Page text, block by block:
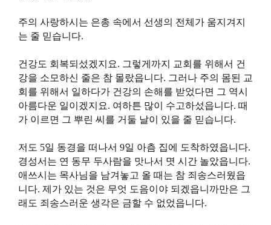
주의 사랑하시는 은총 속에서 선생의 전체가 움지겨지
는 줄 믿습니다.
건강도 회복되섰겠지요. 그렇게까지 교회를 위해서 건
강을 소모하신 줄은 참 몰랐읍니다. 그러나 주의 몸된 교
회를 위해서 일하다가 건강의 손해를 받었다면 그 역시
아름다운 일이겠지요. 여하튼 많이 수고하섰읍니다. 때
가 이르면 그 뿌린 씨를 거둘 날이 있을 줄 믿습니다.
저도 5일 동경을 떠나서 9일 아츰 집에 도착하였읍니다.
경성서는 연 동무 두사람을 맛나서 몃 시간 놀았읍니다.
애쓰시는 목사님을 남겨놓고 올 때는 참 죄송스러웠읍
니다. 제가 있는 것은 무엇 도음이야 되겠읍니까만은 그
래도 죄송스러운 생각은 금할 수 없었읍니다.